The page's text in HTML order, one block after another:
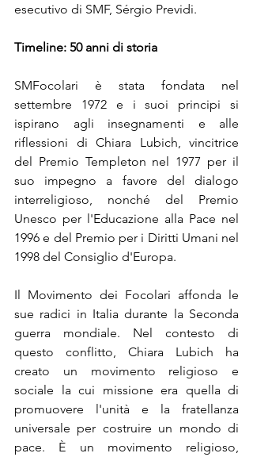
esecutivo di SMF, Sérgio Previdi.
Timeline: 50 anni di storia
SMFocolari è stata fondata nel
settembre 1972 e i suoi principi si
ispirano agli insegnamenti e alle
riflessioni di Chiara Lubich, vincitrice
del Premio Templeton nel 1977 per il
suo impegno a favore del dialogo
interreligioso, nonché del Premio
Unesco per l'Educazione alla Pace nel
1996 e del Premio per i Diritti Umani nel
1998 del Consiglio d'Europa.
Il Movimento dei Focolari affonda le
sue radici in Italia durante la Seconda
guerra mondiale. Nel contesto di
questo conflitto, Chiara Lubich ha
creato un movimento religioso e
sociale la cui missione era quella di
promuovere l'unità e la fratellanza
universale per costruire un mondo di
pace. È un movimento religioso,